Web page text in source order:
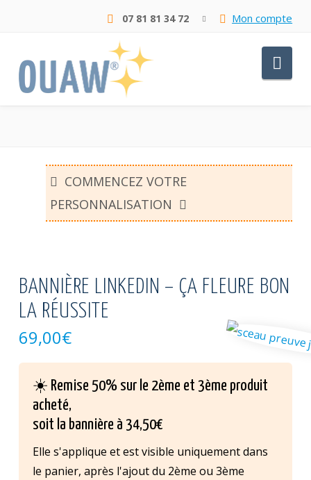
07 81 81 34 72 Mon compte
COMMENCEZ VOTRE
PERSONNALISATION
BANNIÈRE LINKEDIN – ÇA FLEURE BON
LA RÉUSSITE
69,00€
☀️ Remise 50% sur le 2ème et 3ème produit
acheté,
soit la bannière à 34,50€
Elle s'applique et est visible uniquement dans
le panier, après l'ajout du 2ème ou 3ème